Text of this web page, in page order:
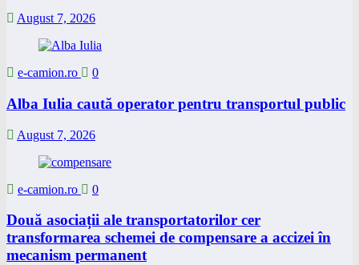
August 7, 2026
e-camion.ro 0
Alba Iulia caută operator pentru transportul public
August 7, 2026
e-camion.ro 0
Două asociații ale transportatorilor cer
transformarea schemei de compensare a accizei în
mecanism permanent